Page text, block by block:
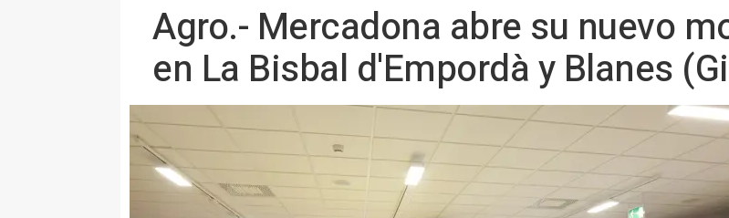
Agro.- Mercadona abre su nuevo
en La Bisbal d'Empordà y Blanes